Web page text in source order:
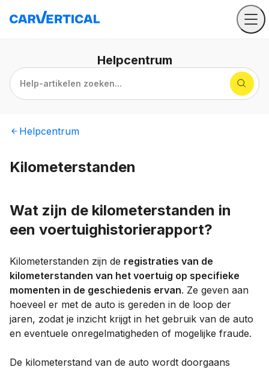
Helpcentrum
Help-artikelen zoeken...
Helpcentrum
Kilometerstanden
Wat zijn de kilometerstanden in
een voertuighistorierapport?
Kilometerstanden zijn de registraties van de
kilometerstanden van het voertuig op specifieke
momenten in de geschiedenis ervan. Ze geven aan
hoeveel er met de auto is gereden in de loop der
jaren, zodat je inzicht krijgt in het gebruik van de auto
en eventuele onregelmatigheden of mogelijke fraude.
De kilometerstand van de auto wordt doorgaans